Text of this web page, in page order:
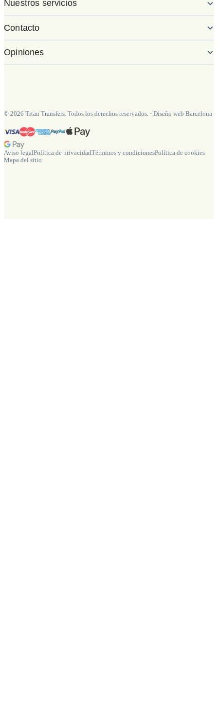
Nuestros servicios
Contacto
Opiniones
© 2026 Titan Transfers. Todos los derechos reservados. · Diseño web Barcelona
Aviso legalPolítica de privacidadTérminos y condicionesPolítica de cookies
Mapa del sitio